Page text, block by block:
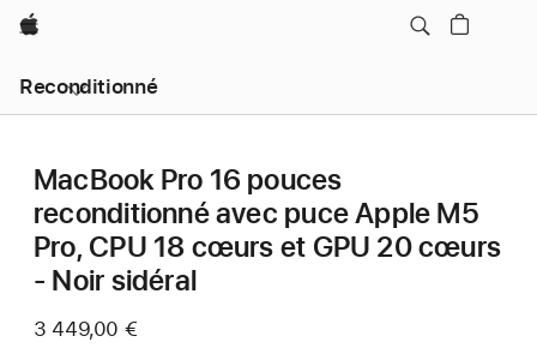
Apple
Reconditionné
MacBook Pro 16 pouces
reconditionné avec puce Apple M5
Pro, CPU 18 cœurs et GPU 20 cœurs
- Noir sidéral
Maintenant
3 449,00 €